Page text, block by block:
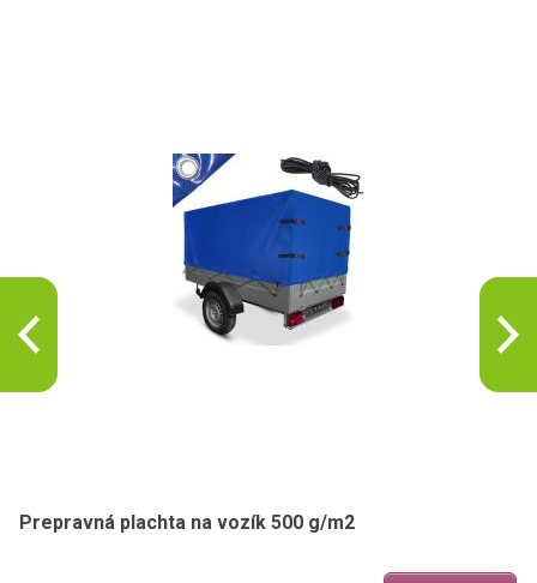
Prepravná plachta na vozík 500 g/m2